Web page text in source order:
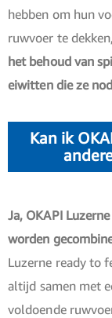
hebben om hun
ruwvoer te
het behoud van
eiwitten die ze
Kan ik
Ja, OKAPI
worden
Luzerne ready to
altijd samen met
voldoende